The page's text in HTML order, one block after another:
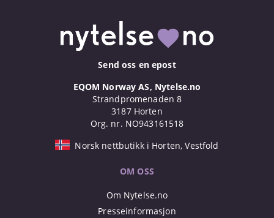
Send oss en epost
EQOM Norway AS, Nytelse.no
Strandpromenaden 8
3187 Horten
Org. nr. NO943161518
Norsk nettbutikk i Horten, Vestfold
OM OSS
Om Nytelse.no
Presseinformasjon